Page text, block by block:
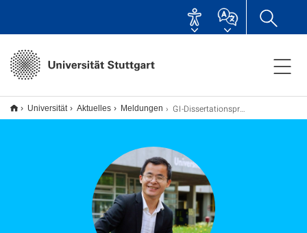
Universität Aktuelles Meldungen GI-Dissertationspreis für Dr. Bo Xiong